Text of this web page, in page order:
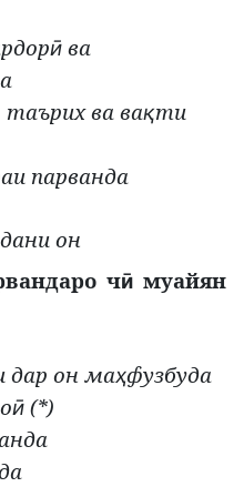
ӣ ва
ва вақти
парванда
он
чӣмуайян
дар он маҳфузбуда
ӣ (*)